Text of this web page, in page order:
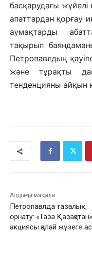
басқарудағы жүйелі
апаттардан қорғау
аумақтарды
тақырып
Петропавлдың
және тұрақты
тенденцияны айқын
Алдыңғы мақала
Петропавлда тазалық
орнату: «Таза Қазақстан»
акциясы қалай жүзеге